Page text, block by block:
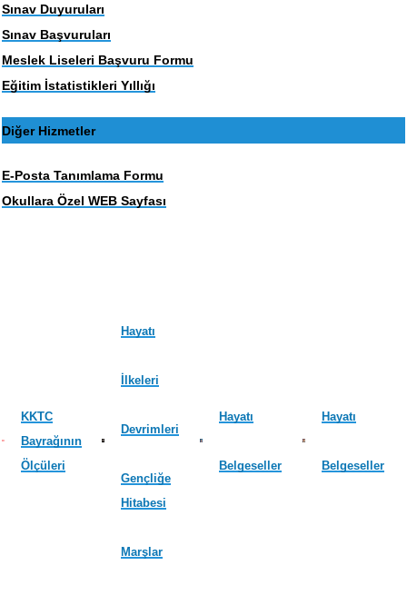
Sınav Duyuruları
Sınav Başvuruları
Meslek Liseleri Başvuru Formu
Eğitim İstatistikleri Yıllığı
Diğer Hizmetler
E-Posta Tanımlama Formu
Okullara Özel WEB Sayfası
KKTC
Bayrağının
Ölçüleri
Hayatı
İlkeleri
Devrimleri
Gençliğe
Hitabesi
Marşlar
Hayatı
Belgeseller
Hayatı
Belgeseller